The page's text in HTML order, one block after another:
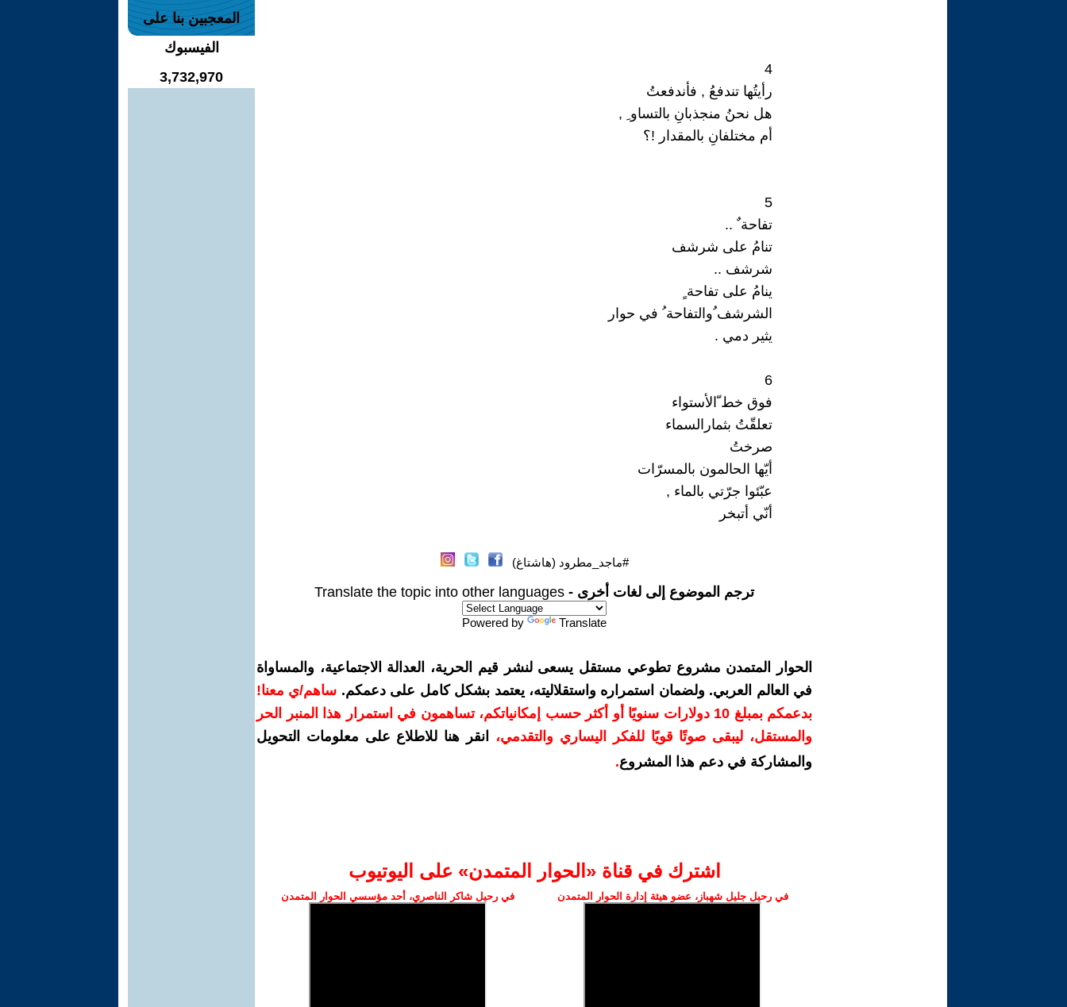
4
رأيتُها تندفعُ , فأندفعتُ
هل نحنُ منجذبانِ بالتساو ِ ,
أم مختلفانِ بالمقدار !؟
5
تفاحة ٌ ..
تنامُ على شرشف
شرشف ..
ٌينامُ على تفاحة ٍ
الشرشف ُوالتفاحة ُ في حوار
يثير دمي .
6
فوق خط ّالأستواء
تعلقّتُ بثمارالسماء
صرختُ
أيّها الحالمون بالمسرّات
عبّئوا جرّتي بالماء ,
أنّي أتبخر
#ماجد_مطرود (هاشتاغ)
ترجم الموضوع إلى لغات أخرى - Translate the topic into other languages
Powered by Translate
الحوار المتمدن مشروع تطوعي مستقل يسعى لنشر قيم الحرية، العدالة الاجتماعية، والمساواة
في العالم العربي. ولضمان استمراره واستقلاليته، يعتمد بشكل كامل على دعمكم. ساهم/ي معنا!
بدعمكم بمبلغ 10 دولارات سنويًا أو أكثر حسب إمكانياتكم، تساهمون في استمرار هذا المنبر الحر
والمستقل، ليبقى صوتًا قويًا للفكر اليساري والتقدمي،
انقر هنا للاطلاع على معلومات التحويل
والمشاركة في دعم هذا المشروع.
اشترك في قناة ‫«الحوار المتمدن» على اليوتيوب
في رحيل جليل شهباز، عضو هيئة إدارة الحوار المتمدن في رحيل شاكر الناصري، أحد مؤسسي الحوار المتمدن
المعجبين بنا على
الفيسبوك
3,732,970